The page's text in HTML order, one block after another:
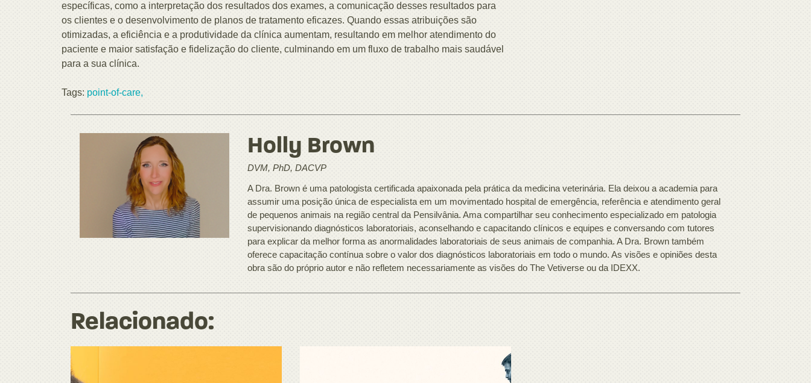
específicas, como a interpretação dos resultados dos exames, a comunicação desses resultados para
os clientes e o desenvolvimento de planos de tratamento eficazes. Quando essas atribuições são
otimizadas, a eficiência e a produtividade da clínica aumentam, resultando em melhor atendimento do
paciente e maior satisfação e fidelização do cliente, culminando em um fluxo de trabalho mais saudável
para a sua clínica.
Tags: point-of-care,
Holly Brown
DVM, PhD, DACVP
A Dra. Brown é uma patologista certificada apaixonada pela prática da medicina veterinária. Ela deixou a academia para
assumir uma posição única de especialista em um movimentado hospital de emergência, referência e atendimento geral
de pequenos animais na região central da Pensilvânia. Ama compartilhar seu conhecimento especializado em patologia
supervisionando diagnósticos laboratoriais, aconselhando e capacitando clínicos e equipes e conversando com tutores
para explicar da melhor forma as anormalidades laboratoriais de seus animais de companhia. A Dra. Brown também
oferece capacitação contínua sobre o valor dos diagnósticos laboratoriais em todo o mundo. As visões e opiniões desta
obra são do próprio autor e não refletem necessariamente as visões do The Vetiverse ou da IDEXX.
Relacionado: